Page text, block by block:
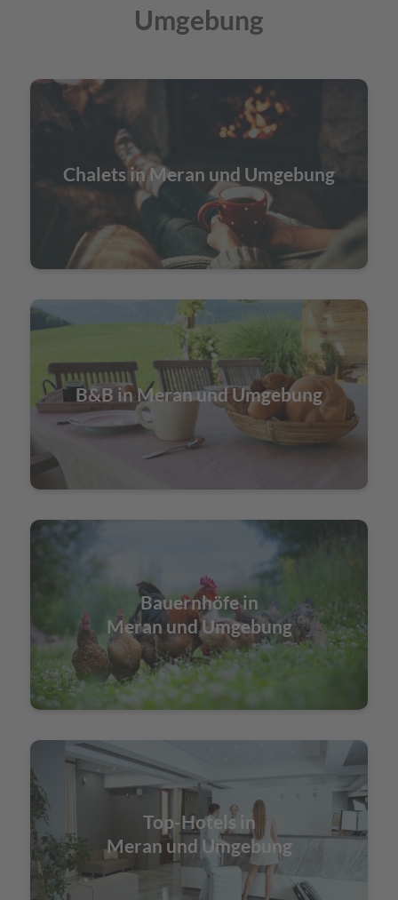
Umgebung
Chalets in Meran und Umgebung
B&B in Meran und Umgebung
Bauernhöfe in
Meran und Umgebung
Top-Hotels in
Meran und Umgebung